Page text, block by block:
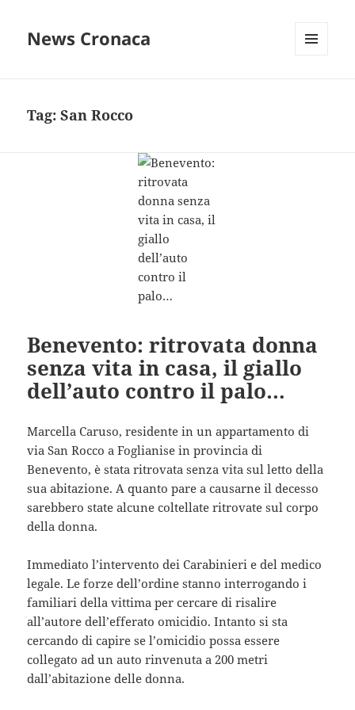
News Cronaca
Tag:San Rocco
Benevento: ritrovata donna
senza vita in casa, il giallo
dell’auto contro il palo…
Marcella Caruso, residente in un appartamento di
via San Rocco a Foglianise in provincia di
Benevento, è stata ritrovata senza vita sul letto della
sua abitazione. A quanto pare a causarne il decesso
sarebbero state alcune coltellate ritrovate sul corpo
della donna.
Immediato l’intervento dei Carabinieri e del medico
legale. Le forze dell’ordine stanno interrogando i
familiari della vittima per cercare di risalire
all’autore dell’efferato omicidio. Intanto si sta
cercando di capire se l’omicidio possa essere
collegato ad un auto rinvenuta a 200 metri
dall’abitazione delle donna.